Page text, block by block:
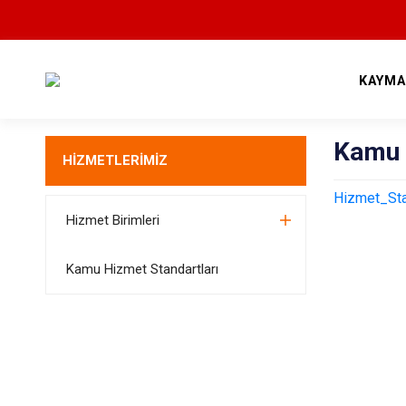
HİZMETLERİMİZ
Hizmet Birimleri
Kamu Hizmet Standartları